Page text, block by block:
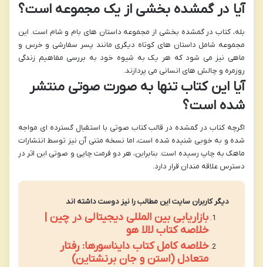
آیا در گمشده بخشی از یک مجموعه است؟
بله، کتاب در گمشده بخشی از مجموعه داستان های بام و شام است. این
مجموعه شامل داستان های کوتاه دیگری مانند پسر سفارشی و خرس و
ماهی نیز می شود که هر یک به شیوه خود به بررسی مفاهیم زندگی
روزمره و چالش های انسانی می پردازند.
آیا این کتاب تنها به صورت صوتی منتشر
شده است؟
اگرچه کتاب در گمشده در قالب کتاب صوتی با استقبال گسترده ای مواجه
شده و به خوبی شنیده شده است، اما نسخه متنی آن نیز توسط انتشارات
ماهک به چاپ رسیده است. بنابراین، هر دو فرمت چاپی و صوتی این اثر در
دسترس علاقه مندان قرار دارد.
دیگر کاربران سایت این مطالب را نیز دوست داشته اند
بازاریابی بین المللی دیجیتالی در چین |
خلاصه کتاب لالا هو
خلاصه کامل کتاب دایناسورها: رفتار
متعادل (استن و جان برنشتاین)